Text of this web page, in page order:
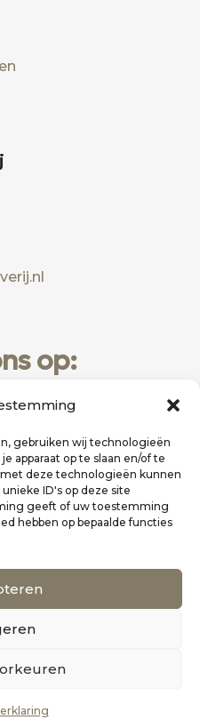
gebruiken wij technologieën
apparaat op te slaan en/of te
deze technologieën kunnen
ID's op deze site
geeft of uw toestemming
hebben op bepaalde functies
op:
Zakelijk Bereikbaar